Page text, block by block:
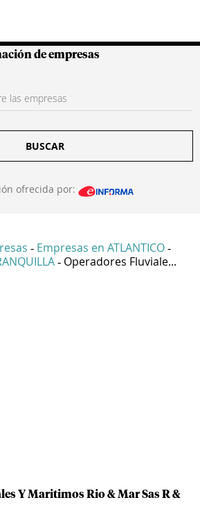
Colombianas
de empresas
BUSCAR
ofrecida por:
- Empresas en ATLANTICO -
- Operadores Fluviale...
Y Maritimos Rio & Mar Sas R &